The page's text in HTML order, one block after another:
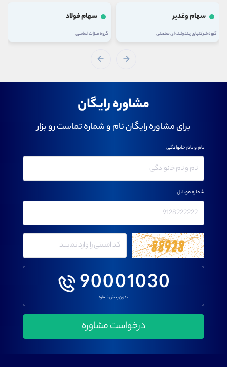
سهام وغدیر
گروه شرکتهای چند رشته ای صنعتی
سهام فولاد
گروه فلزات اساسی
مشاوره رایگان
برای مشاوره رایگان نام و شماره تماست رو بزار
90001030
بدون پیش شماره
نام و نام خانوادگی
شماره موبایل